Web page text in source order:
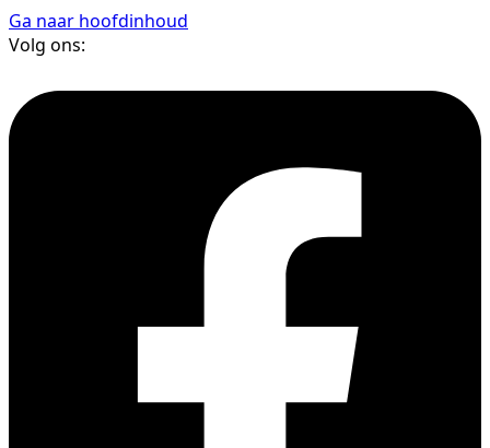
Ga naar hoofdinhoud
Volg ons: